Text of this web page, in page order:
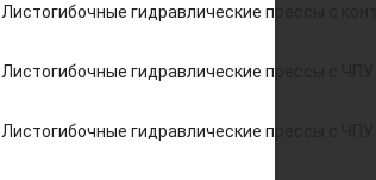
Листогибочные гидравлические прессы с
Листогибочные гидравлические прессы с ЧПУ
Листогибочные гидравлические прессы с ЧПУ